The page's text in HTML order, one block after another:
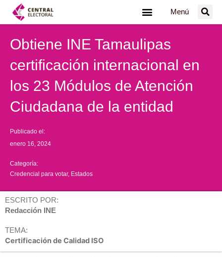
Menú
Obtiene INE Tamaulipas
certificación internacional en
los 23 Módulos de Atención
Ciudadana de la entidad
Publicado el:
enero 16, 2024
Categoría:
Credencial para votar, Estados
ESCRITO POR:
Redacción INE
TEMA:
Certificación de Calidad ISO